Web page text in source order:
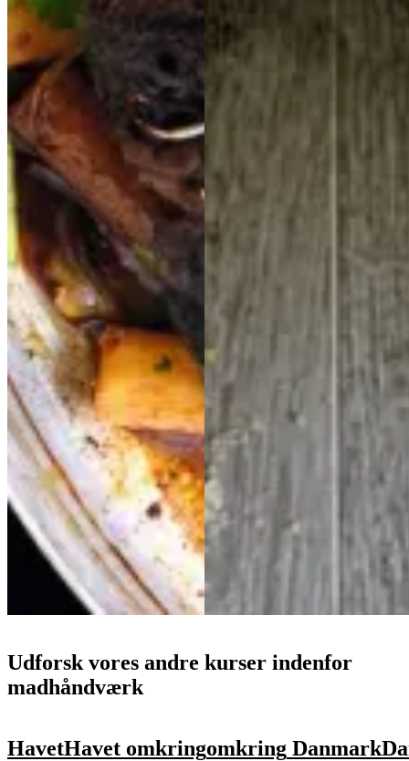
Udforsk vores andre kurser indenfor
madhåndværk
HavetHavet omkringomkring Danmark